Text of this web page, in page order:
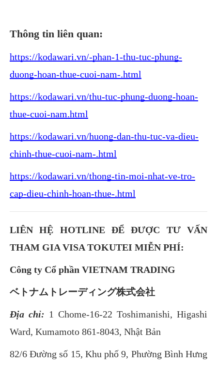
Thông tin liên quan:
https://kodawari.vn/-phan-1-thu-tuc-phung-
duong-hoan-thue-cuoi-nam-.html
https://kodawari.vn/thu-tuc-phung-duong-hoan-
thue-cuoi-nam.html
https://kodawari.vn/huong-dan-thu-tuc-va-dieu-
chinh-thue-cuoi-nam-.html
https://kodawari.vn/thong-tin-moi-nhat-ve-tro-
cap-dieu-chinh-hoan-thue-.html
LIÊN HỆ HOTLINE ĐỂ ĐƯỢC TƯ VẤN
THAM GIA VISA TOKUTEI MIỄN PHÍ:
Công ty Cổ phần VIETNAM TRADING
ベトナムトレーディング株式会社
Địa chỉ: 1 Chome-16-22 Toshimanishi, Higashi
Ward, Kumamoto 861-8043, Nhật Bản
82/6 Đường số 15, Khu phố 9, Phường Bình Hưng